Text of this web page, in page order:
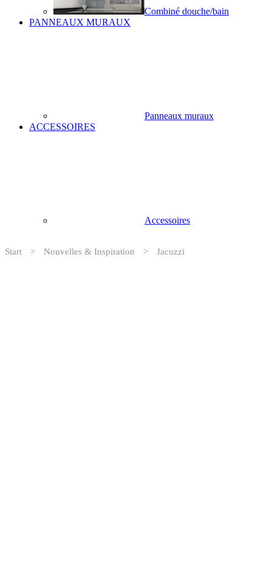
Combiné douche/bain
PANNEAUX MURAUX
Panneaux muraux
ACCESSOIRES
Accessoires
Start > Nouvelles & Inspiration > Jacuzzi